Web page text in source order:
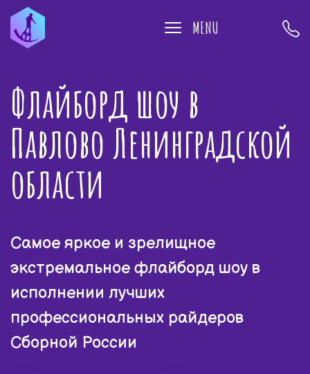
MENU
Флайборд шоу в
Павлово Ленинградской
области
Самое яркое и зрелищное
экстремальное флайборд шоу в
исполнении лучших
профессиональных райдеров
Сборной России